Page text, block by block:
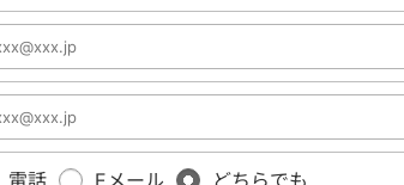
電話 Eメール どちらでも